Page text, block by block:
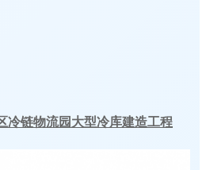
冷链物流园大型冷库建造工程